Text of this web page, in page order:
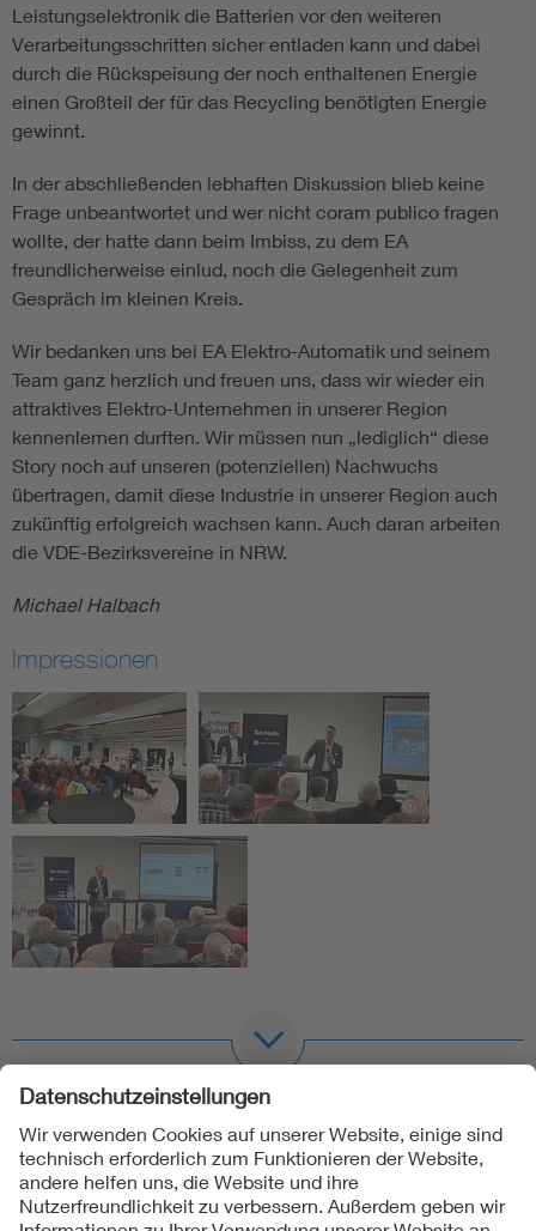
Leistungselektronik die Batterien vor den weiteren
Verarbeitungsschritten sicher entladen kann und dabei
durch die Rückspeisung der noch enthaltenen Energie
einen Großteil der für das Recycling benötigten Energie
gewinnt.
In der abschließenden lebhaften Diskussion blieb keine
Frage unbeantwortet und wer nicht coram publico fragen
wollte, der hatte dann beim Imbiss, zu dem EA
freundlicherweise einlud, noch die Gelegenheit zum
Gespräch im kleinen Kreis.
Wir bedanken uns bei EA Elektro-Automatik und seinem
Team ganz herzlich und freuen uns, dass wir wieder ein
attraktives Elektro-Unternehmen in unserer Region
kennenlernen durften. Wir müssen nun „lediglich“ diese
Story noch auf unseren (potenziellen) Nachwuchs
übertragen, damit diese Industrie in unserer Region auch
zukünftig erfolgreich wachsen kann. Auch daran arbeiten
die VDE-Bezirksvereine in NRW.
Michael Halbach
Impressionen
Folgen Sie uns